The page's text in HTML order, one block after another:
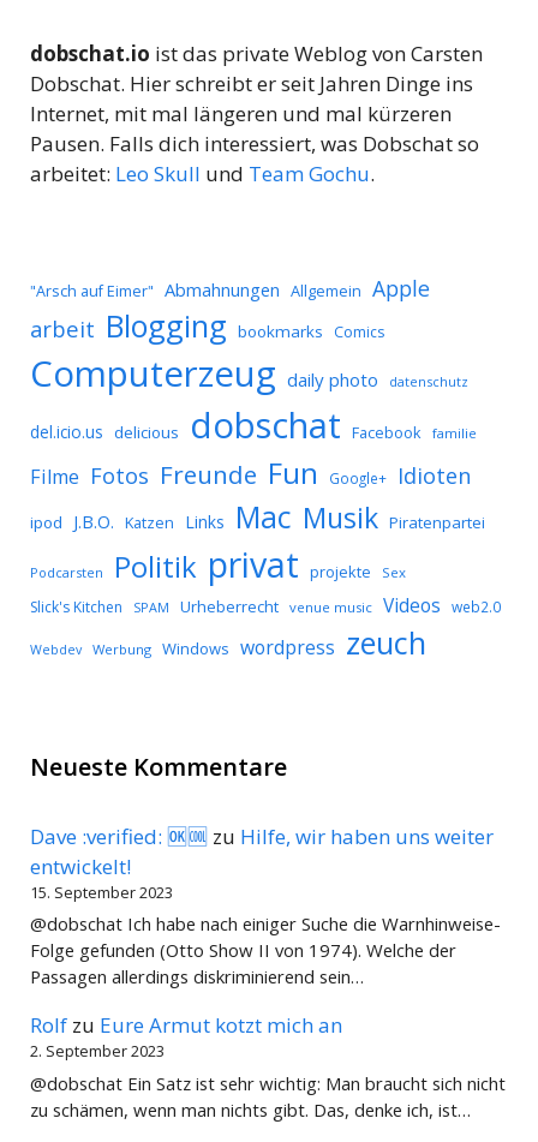
dobschat.io ist das private Weblog von Carsten
Dobschat. Hier schreibt er seit Jahren Dinge ins
Internet, mit mal längeren und mal kürzeren
Pausen. Falls dich interessiert, was Dobschat so
arbeitet: Leo Skull und Team Gochu.
"Arsch auf Eimer" Abmahnungen Allgemein Apple
arbeit Blogging bookmarks Comics
Computerzeug daily photo datenschutz
del.icio.us delicious dobschat Facebook familie
Filme Fotos Freunde Fun Google+ Idioten
ipod J.B.O. Katzen Links Mac Musik Piratenpartei
Podcarsten Politik privat projekte Sex
Slick's Kitchen SPAM Urheberrecht venue music Videos web2.0
Webdev Werbung Windows wordpress zeuch
Neueste Kommentare
Dave :verified: 🆗🆒 zu Hilfe, wir haben uns weiter
entwickelt!
15. September 2023
@dobschat Ich habe nach einiger Suche die Warnhinweise-
Folge gefunden (Otto Show II von 1974). Welche der
Passagen allerdings diskriminierend sein…
Rolf zu Eure Armut kotzt mich an
2. September 2023
@dobschat Ein Satz ist sehr wichtig: Man braucht sich nicht
zu schämen, wenn man nichts gibt. Das, denke ich, ist…